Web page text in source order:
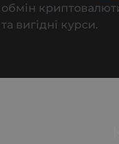
обмін
та вигідні курси.